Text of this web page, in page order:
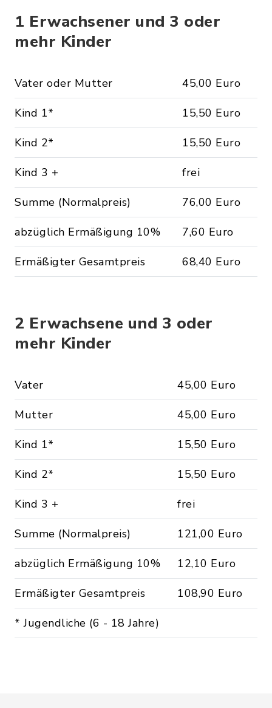
1 Erwachsener und 3 oder
mehr Kinder
Vater oder Mutter 45,00 Euro
Kind 1* 15,50 Euro
Kind 2* 15,50 Euro
Kind 3 + frei
Summe (Normalpreis) 76,00 Euro
abzüglich Ermäßigung 10% 7,60 Euro
Ermäßigter Gesamtpreis 68,40 Euro
2 Erwachsene und 3 oder
mehr Kinder
Vater 45,00 Euro
Mutter 45,00 Euro
Kind 1* 15,50 Euro
Kind 2* 15,50 Euro
Kind 3 + frei
Summe (Normalpreis) 121,00 Euro
abzüglich Ermäßigung 10% 12,10 Euro
Ermäßigter Gesamtpreis 108,90 Euro
* Jugendliche (6 - 18 Jahre)